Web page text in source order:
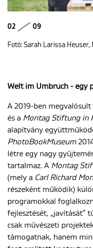
02 09
Fotó: Sarah Larissa
Welt im Umbruch - egy
A 2019-ben
és a Montag Stiftung in
alapítvány
PhotoBookMuseum
létre egy nagy
tartalmaz. A Montag
(mely a Carl Richard
részeként működik)
programokkal
fejlesztését, „javítását”
csak művészeti
támogatnak, hanem